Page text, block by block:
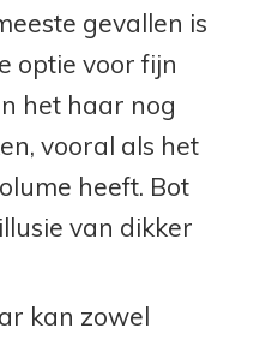
gevallen is
optie voor fijn
het haar nog
vooral als het
heeft. Bot
van dikker
kan zowel